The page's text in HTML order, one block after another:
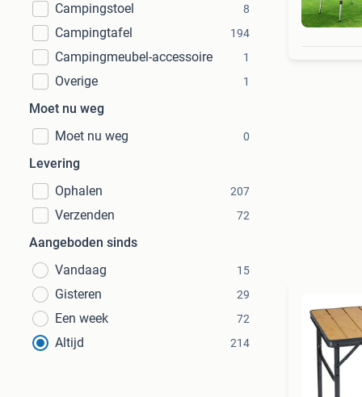
Campingstoel 8
Campingtafel 194
Campingmeubel-accessoire 1
Overige 1
Moet nu weg
Moet nu weg
0
Levering
Ophalen
207
Verzenden 72
Aangeboden sinds
Vandaag
15
Gisteren 29
Een week 72
Altijd 214